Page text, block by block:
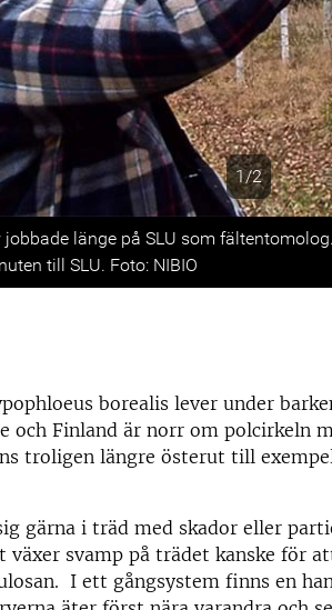
1/2
jobbade länge på SLU som
till SLU. Foto: NIBIO
borealis lever under
och Finland är norr om polcirkeln
troligen längre österut till
gärna i träd med skador eller
växer svamp på trädet kanske för
I ett gångsystem finns en